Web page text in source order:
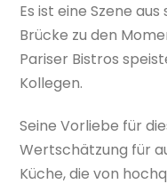
Es ist eine Szene
Brücke zu den
Pariser Bistros
Kollegen.
Seine Vorliebe für
Wertschätzung für
Küche, die von